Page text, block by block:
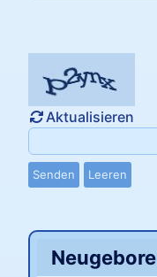
Aktualisieren
Senden Leeren